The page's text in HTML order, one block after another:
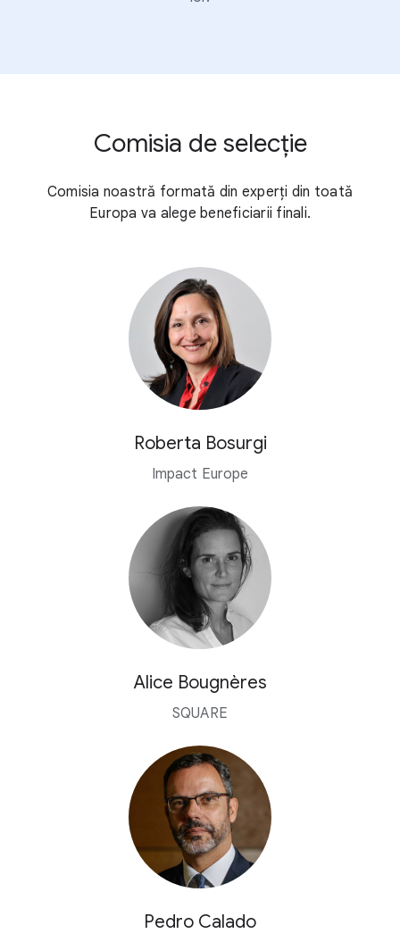
Comisia de selecție
Comisia noastră formată din experți din toată
Europa va alege beneficiarii finali.
Roberta Bosurgi
Impact Europe
Alice Bougnères
SQUARE
Pedro Calado